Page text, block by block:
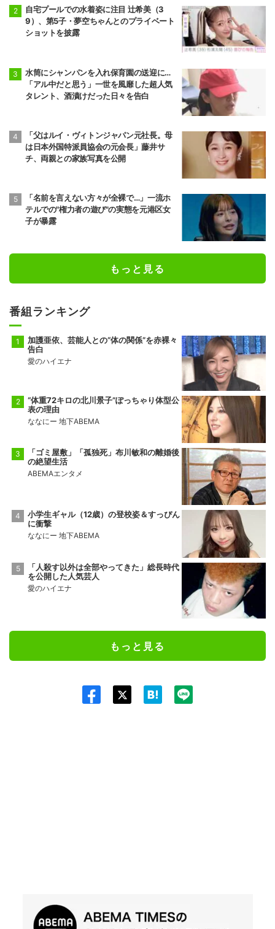
自宅プールでの水着姿に注目 辻希美（3
9）、第5子・夢空ちゃんとのプライベート
ショットを披露
水筒にシャンパンを入れ保育園の送迎に…
「アル中だと思う」一世を風靡した超人気
タレント、酒漬けだった日々を告白
「父はルイ・ヴィトンジャパン元社長。母
は日本外国特派員協会の元会長」藤井サ
チ、両親との家族写真を公開
「名前を言えない方々が全裸で…」一流ホ
テルでの"権力者の遊び"の実態を元港区女
子が暴露
もっと見る
番組ランキング
加護亜依、芸能人との“体の関係”を赤裸々
告白
愛のハイエナ
“体重72キロの北川景子”ぽっちゃり体型公
表の理由
ななにー 地下ABEMA
「ゴミ屋敷」「孤独死」布川敏和の離婚後
の絶望生活
ABEMAエンタメ
小学生ギャル（12歳）の登校姿＆すっぴん
に衝撃
ななにー 地下ABEMA
「人殺す以外は全部やってきた」総長時代
を公開した人気芸人
愛のハイエナ
もっと見る